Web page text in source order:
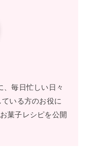
、毎日忙しい日々
いる方のお役に
菓子レシピを公開